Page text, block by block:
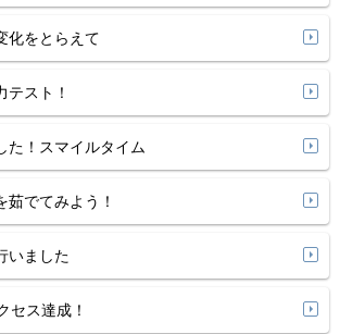
化をとらえて
テスト！
た！スマイルタイム
でてみよう！
いました
セス達成！